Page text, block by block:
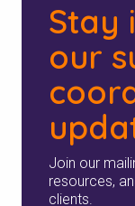
Stay
our
Join our
resources,
clients.